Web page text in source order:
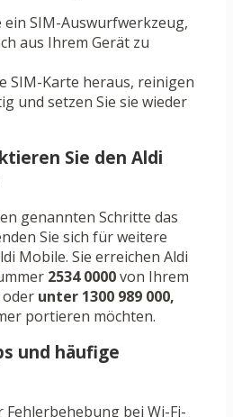
ein SIM-Auswurfwerkzeug,
aus Ihrem Gerät zu
SIM-Karte heraus, reinigen
und setzen Sie sie wieder
Sie den Aldi
genannten Schritte das
Sie sich für weitere
Mobile. Sie erreichen Aldi
2534 0000von Ihrem
unter 1300 989 000,
portieren möchten.
und häufige
Fehlerbehebung bei Wi-Fi-